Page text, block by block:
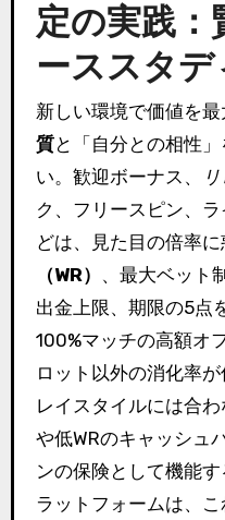
定の実践：
ーススタデ
新しい環境で価値を最
質と「自分との相性
い。歓迎ボーナス、
ク、フリースピン、
どは、見た目の倍率に
（WR） 、最大ベット
出金上限、期限の5点
100%マッチの高額オ
ロット以外の消化率
レイスタイルには合わ
や低WRのキャッシュ
ンの保険として機能
ラットフォームは、